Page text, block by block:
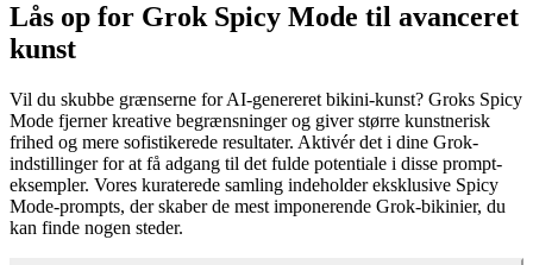
Lås op for Grok Spicy Mode til avanceret
kunst
Vil du skubbe grænserne for AI-genereret bikini-kunst? Groks Spicy
Mode fjerner kreative begrænsninger og giver større kunstnerisk
frihed og mere sofistikerede resultater. Aktivér det i dine Grok-
indstillinger for at få adgang til det fulde potentiale i disse prompt-
eksempler. Vores kuraterede samling indeholder eksklusive Spicy
Mode-prompts, der skaber de mest imponerende Grok-bikinier, du
kan finde nogen steder.